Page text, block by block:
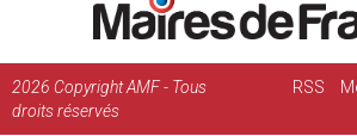
2026 Copyright AMF - Tous
droits réservés
RSS